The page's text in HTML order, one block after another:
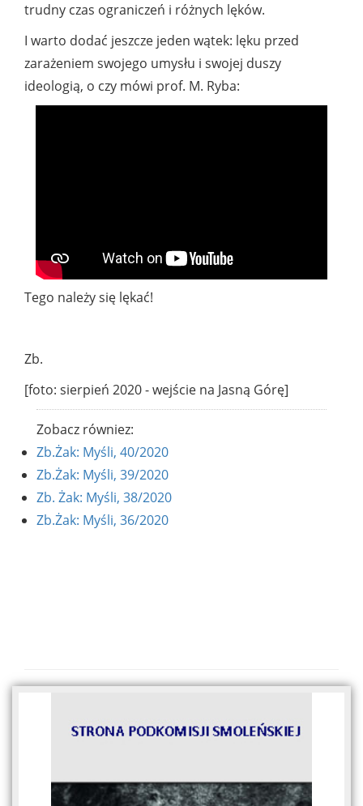
trudny czas ograniczeń i różnych lęków.
I warto dodać jeszcze jeden wątek: lęku przed
zarażeniem swojego umysłu i swojej duszy
ideologią, o czy mówi prof. M. Ryba:
Tego należy się lękać!
Zb.
[foto: sierpień 2020 - wejście na Jasną Górę]
Zobacz równiez:
Zb.Żak: Myśli, 40/2020
Zb.Żak: Myśli, 39/2020
Zb. Żak: Myśli, 38/2020
Zb.Żak: Myśli, 36/2020